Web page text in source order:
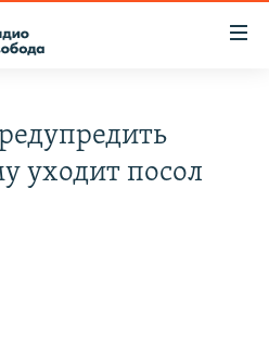
уходит посол